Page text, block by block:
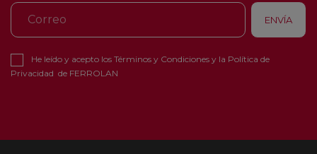
He leído y acepto los Términos y Condiciones y la Política de
Privacidad de FERROLAN